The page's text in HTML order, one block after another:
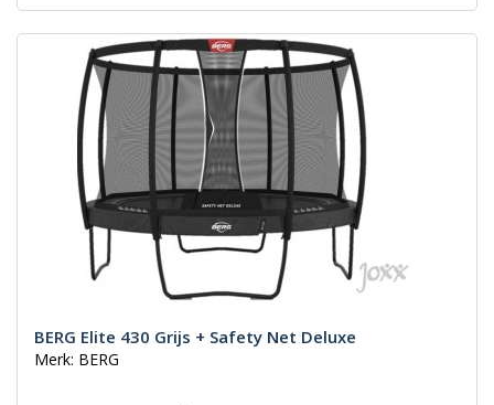
BERG Elite 430 Grijs + Safety Net Deluxe
Merk: BERG